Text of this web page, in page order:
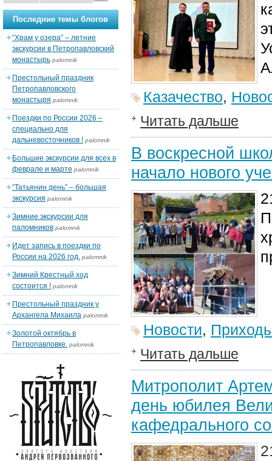
Казачество,
Читать дальше
В воскресной
начало нового
Новости,
Читать дальше
Митрополит
день юбилея
кафедрального
Последние темы блогов
“Храм у озера” – летние
экскурсии в Петропавловский
монастырь palomnik
Престольный праздник
Петропавловского
монастыря palomnik
Поездки по России 2026 –
специально для
дальневосточников ! palomnik
Большие экскурсии для всех в
феврале и марте palomnik
“Татьянин день” – большая
экскурсия palomnik
Зимние экскурсии для
паломников palomnik
Идет запись в поездки по
России на 2026 год. palomnik
Зимний Крестный ход
состоится ! palomnik
Престольный праздник у
Архангела Михаила palomnik
Золотой октябрь в
Петропавловке. palomnik